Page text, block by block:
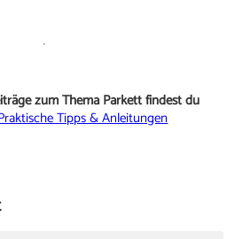
zum Thema Parkett findest du
Tipps & Anleitungen